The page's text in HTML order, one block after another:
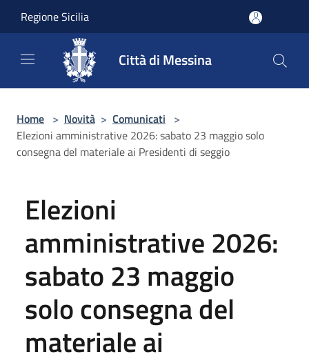
Regione Sicilia
Città di Messina
Home > Novità > Comunicati >
Elezioni amministrative 2026: sabato 23 maggio solo
consegna del materiale ai Presidenti di seggio
Elezioni
amministrative 2026:
sabato 23 maggio
solo consegna del
materiale ai